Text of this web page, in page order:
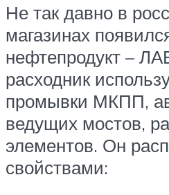
Не так давно в
магазинах
нефтепродукт –
расходник
промывки МКПП,
ведущих мостов,
элементов. Он
свойствами: